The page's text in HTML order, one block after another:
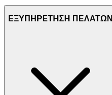
ΕΞΥΠΗΡΕΤΗΣΗ ΠΕΛΑΤΩΝ